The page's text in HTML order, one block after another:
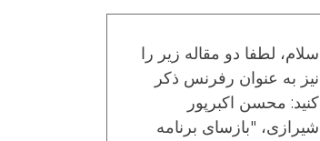
سلام، لطفا دو مقاله زیر را
نیز به عنوان رفرنس ذکر
کنید: محسن اکبرپور
شیرازی، "بازسای برنامه